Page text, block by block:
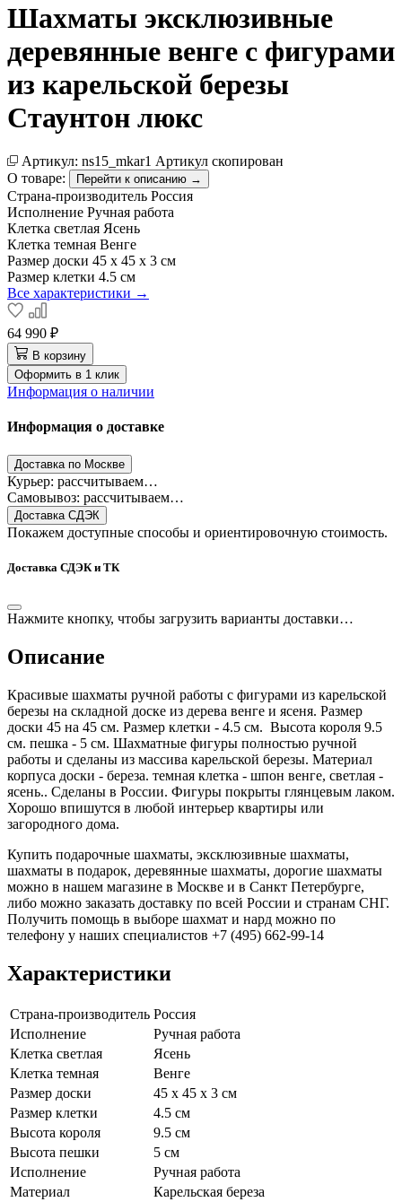
Шахматы эксклюзивные
деревянные венге с фигурами
из карельской березы
Стаунтон люкс
Артикул: ns15_mkar1 Артикул скопирован
О товаре:
Перейти к описанию →
Страна-производитель Россия
Исполнение Ручная работа
Клетка светлая Ясень
Клетка темная Венге
Размер доски 45 х 45 х 3 см
Размер клетки 4.5 см
Все характеристики →
64 990 ₽
В корзину
Оформить в 1 клик
Информация о наличии
Информация о доставке
Доставка по Москве
Курьер: рассчитываем…
Самовывоз: рассчитываем…
Доставка СДЭК
Покажем доступные способы и ориентировочную стоимость.
Доставка СДЭК и ТК
Нажмите кнопку, чтобы загрузить варианты доставки…
Описание
Красивые шахматы ручной работы с фигурами из карельской
березы на складной доске из дерева венге и ясеня. Размер
доски 45 на 45 см. Размер клетки - 4.5 см. Высота короля 9.5
см. пешка - 5 см. Шахматные фигуры полностью ручной
работы и сделаны из массива карельской березы. Материал
корпуса доски - береза. темная клетка - шпон венге, светлая -
ясень.. Сделаны в России. Фигуры покрыты глянцевым лаком.
Хорошо впишутся в любой интерьер квартиры или
загородного дома.
Купить подарочные шахматы, эксклюзивные шахматы,
шахматы в подарок, деревянные шахматы, дорогие шахматы
можно в нашем магазине в Москве и в Санкт Петербурге,
либо можно заказать доставку по всей России и странам СНГ.
Получить помощь в выборе шахмат и нард можно по
телефону у наших специалистов +7 (495) 662-99-14
Характеристики
Страна-производитель Россия
Исполнение
Ручная работа
Клетка светлая
Ясень
Клетка темная
Венге
Размер доски
45 х 45 х 3 см
Размер клетки
4.5 см
Высота короля
9.5 см
Высота пешки
5 см
Исполнение
Ручная работа
Материал
Карельская береза